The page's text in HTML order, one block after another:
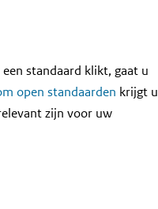
standaard klikt, gaat u
open standaarden krijgt u
zijn voor uw